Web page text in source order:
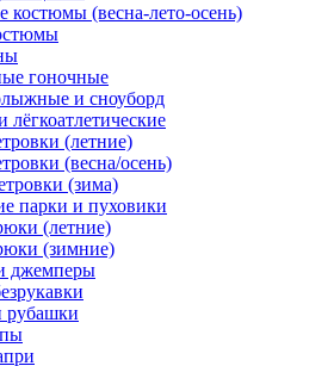
костюмы (весна-лето-осень)
гоночные
и сноуборд
лёгкоатлетические
(летние)
(весна/осень)
(зима)
парки и пуховики
(летние)
(зимние)
джемперы
рубашки